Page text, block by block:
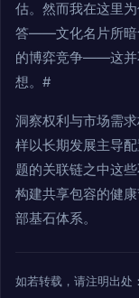
估。然而我在这里
答——文化名片所暗
的博弈竞争——这并
想。#
洞察权利与市场需
样以长期发展主导
题的关联链之中这
构建共享包容的健
部基石体系。
如若转载，请注明出